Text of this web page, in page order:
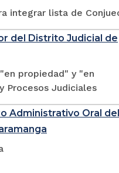
integrar lista de
del Distrito Judicial de
propiedad" y "en
Procesos Judiciales
Administrativo Oral del